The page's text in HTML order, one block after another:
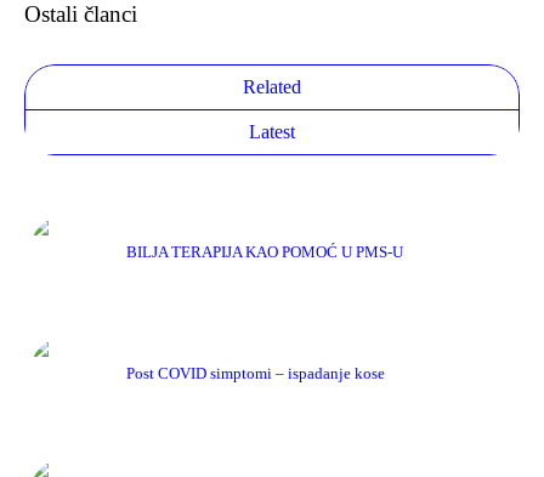
Ostali članci
Related
Latest
BILJA TERAPIJA KAO POMOĆ U PMS-U
Post COVID simptomi – ispadanje kose